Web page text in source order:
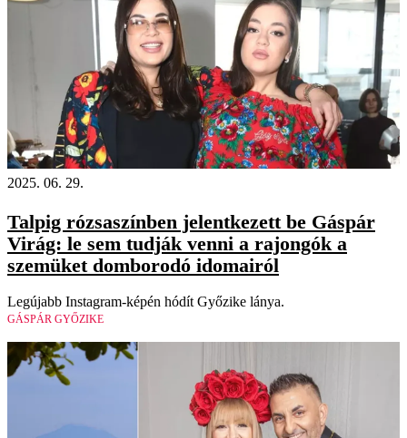
2025. 06. 29.
Talpig rózsaszínben jelentkezett be Gáspár
Virág: le sem tudják venni a rajongók a
szemüket domborodó idomairól
Legújabb Instagram-képén hódít Győzike lánya.
GÁSPÁR GYŐZIKE